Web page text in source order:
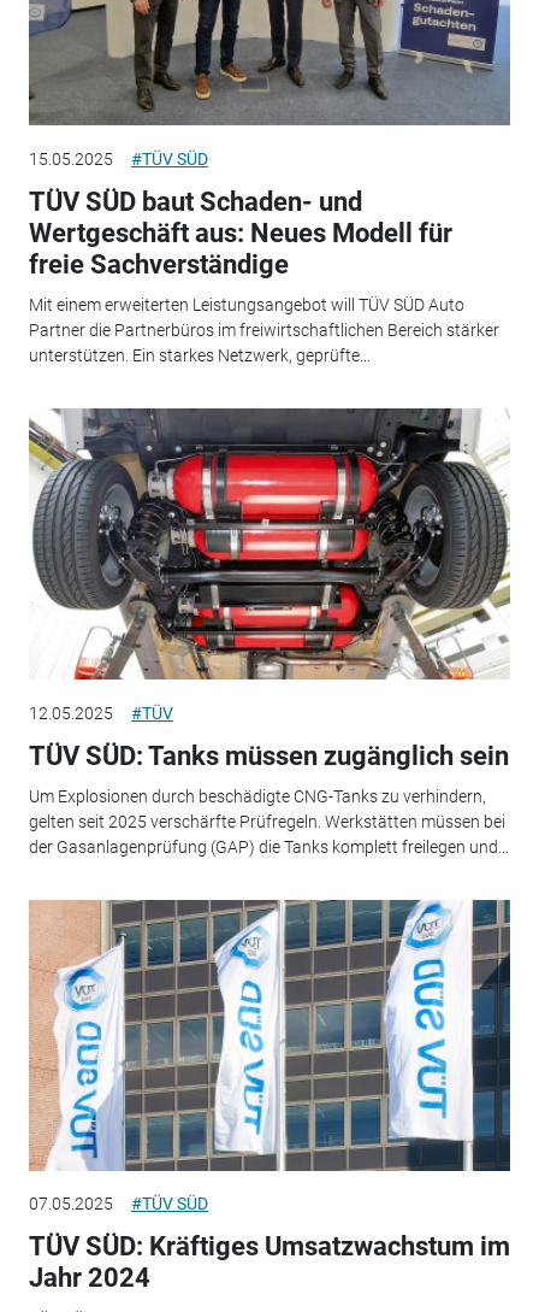
15.05.2025 #TÜV SÜD
TÜV SÜD baut Schaden- und
Wertgeschäft aus: Neues Modell für
freie Sachverständige
Mit einem erweiterten Leistungsangebot will TÜV SÜD Auto
Partner die Partnerbüros im freiwirtschaftlichen Bereich stärker
unterstützen. Ein starkes Netzwerk, geprüfte...
12.05.2025 #TÜV
TÜV SÜD: Tanks müssen zugänglich sein
Um Explosionen durch beschädigte CNG-Tanks zu verhindern,
gelten seit 2025 verschärfte Prüfregeln. Werkstätten müssen bei
der Gasanlagenprüfung (GAP) die Tanks komplett freilegen und...
07.05.2025 #TÜV SÜD
TÜV SÜD: Kräftiges Umsatzwachstum im
Jahr 2024